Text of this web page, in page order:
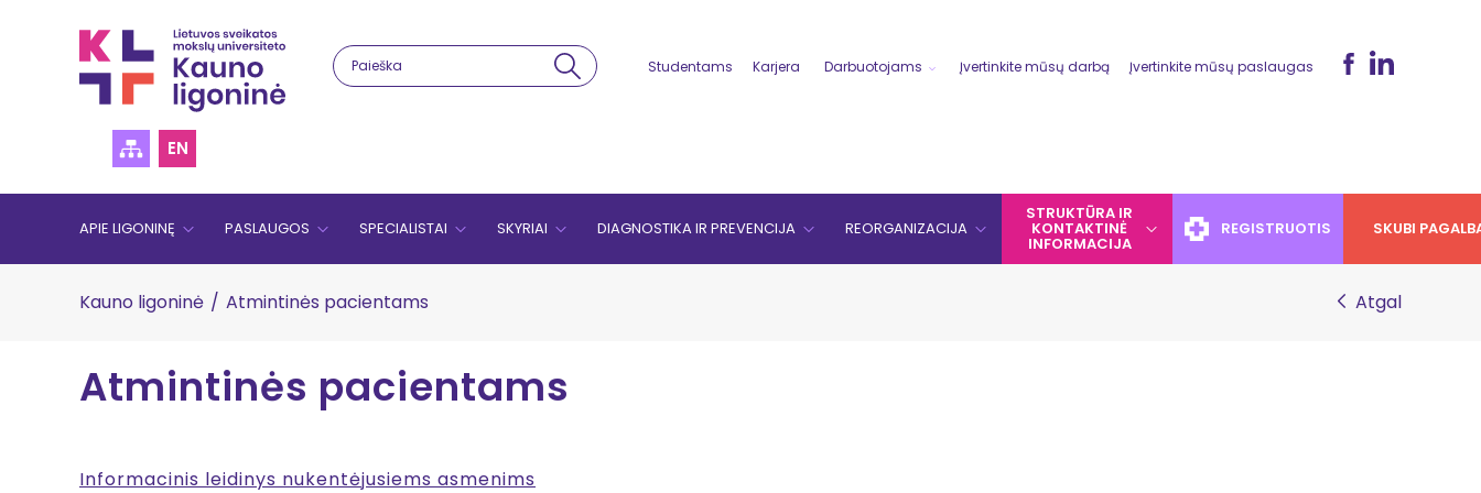
Studentams Karjera Darbuotojams Įvertinkite mūsų darbą Įvertinkite mūsų paslaugas
EN
APIE LIGONINĘ PASLAUGOS SPECIALISTAI SKYRIAI DIAGNOSTIKA IR PREVENCIJA REORGANIZACIJA
STRUKTŪRA IR
KONTAKTINĖ
INFORMACIJA
REGISTRUOTIS SKUBI
Kauno ligoninė / Atmintinės pacientams Atgal
Atmintinės pacientams
Informacinis leidinys nukentėjusiems asmenims